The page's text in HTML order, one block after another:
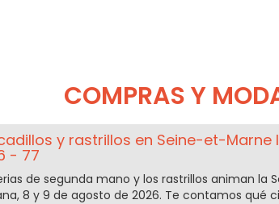
COMPRAS Y
y rastrillos en Seine-et-
- 77
de segunda mano y los rastrillos animan
8 y 9 de agosto de 2026. Te contamos qué